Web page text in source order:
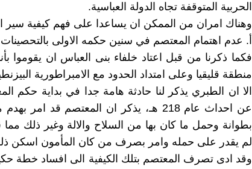
الحربية المتوقفة تجاه الدولة العباسية.
وهناك امران من الممكن ان يساعدا على فهم كيفية سير
أ. عدم اهتمام المعتصم في سنين حكمه الاولى بالتحصينات
فكما ذكرنا من قبل اعتاد خلفاء بنى العباس ان يقوموا
منطقة قليقيا وعلى امتداد الحدود مع الامبراطورية
الا ان الطبري يذكر لنا حادثة هامة جدا في بداية
عن احداث عام 218 هـ، يذكر ان المعتصم قد
بطوانة وحمل ما كان بها من السلاح والالة وغير ذلك
لم يقدر على حمله وامر بصرف من كان المأمون اسكن
وقد ادى تصرف المعتصم بتلك الكيفية الى افساد خطة